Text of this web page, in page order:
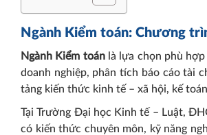
Ngành Kiểm toán: Chương
Ngành Kiểm toánlà lựa chọn phù hợp
doanh nghiệp, phân tích báo cáo tài
tảng kiến thức kinh tế – xã hội, kế
Tại Trường Đại học Kinh tế – Luật,
có kiến thức chuyên môn, kỹ năng